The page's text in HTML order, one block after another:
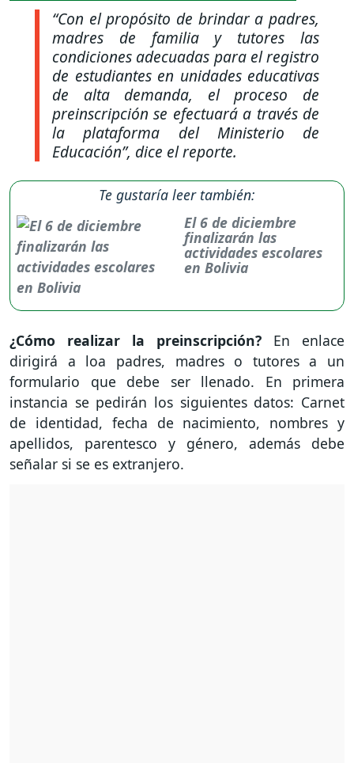
“Con el propósito de brindar a padres,
madres de familia y tutores las
condiciones adecuadas para el registro
de estudiantes en unidades educativas
de alta demanda, el proceso de
preinscripción se efectuará a través de
la plataforma del Ministerio de
Educación”, dice el reporte.
Te gustaría leer también:
El 6 de diciembre
finalizarán las
actividades escolares
en Bolivia
¿Cómo realizar la preinscripción? En enlace
dirigirá a loa padres, madres o tutores a un
formulario que debe ser llenado. En primera
instancia se pedirán los siguientes datos: Carnet
de identidad, fecha de nacimiento, nombres y
apellidos, parentesco y género, además debe
señalar si se es extranjero.